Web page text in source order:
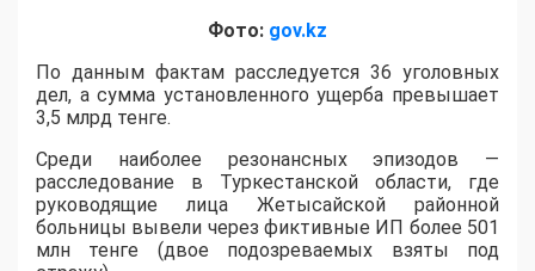
Фото: gov.kz
По данным фактам расследуется 36 уголовных
дел, а сумма установленного ущерба превышает
3,5 млрд тенге.
​Среди наиболее резонансных эпизодов —
расследование в Туркестанской области, где
руководящие лица Жетысайской районной
больницы вывели через фиктивные ИП более 501
млн тенге (двое подозреваемых взяты под